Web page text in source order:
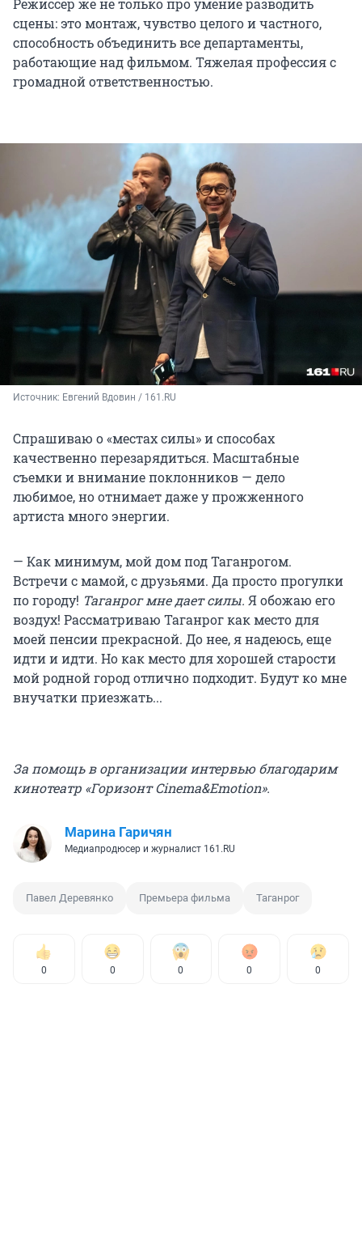
Режиссер же не только про умение разводить
сцены: это монтаж, чувство целого и частного,
способность объединить все департаменты,
работающие над фильмом. Тяжелая профессия с
громадной ответственностью.
Источник: Евгений Вдовин / 161.RU
Спрашиваю о «местах силы» и способах
качественно перезарядиться. Масштабные
съемки и внимание поклонников — дело
любимое, но отнимает даже у прожженного
артиста много энергии.
— Как минимум, мой дом под Таганрогом.
Встречи с мамой, с друзьями. Да просто прогулки
по городу! Таганрог мне дает силы. Я обожаю его
воздух! Рассматриваю Таганрог как место для
моей пенсии прекрасной. До нее, я надеюсь, еще
идти и идти. Но как место для хорошей старости
мой родной город отлично подходит. Будут ко мне
внучатки приезжать...
За помощь в организации интервью благодарим
кинотеатр «Горизонт Cinema&Emotion».
Марина Гаричян
Медиапродюсер и журналист 161.RU
Павел Деревянко Премьера фильма Таганрог
0 0 0 0 0